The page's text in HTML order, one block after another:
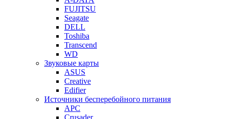
FUJITSU
Seagate
DELL
Toshiba
Transcend
WD
Звуковые карты
ASUS
Creative
Edifier
Источники бесперебойного питания
APC